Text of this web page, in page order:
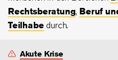
Rechtsberatung, Beruf
Teilhabe durch.
Akute Krise